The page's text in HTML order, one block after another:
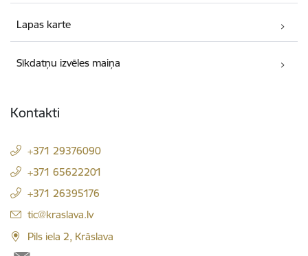
Lapas karte
Sīkdatņu izvēles maiņa
Kontakti
+371 29376090
+371 65622201
+371 26395176
E-pasts:
tic@kraslava.lv
Pils iela 2, Krāslava